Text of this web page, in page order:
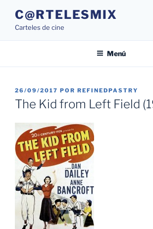
contenido
C@RTELESMIX
Carteles de cine
Menú
PUBLICADO
EL
26/09/2017 POR REFINEDPASTRY
The Kid from Left Field